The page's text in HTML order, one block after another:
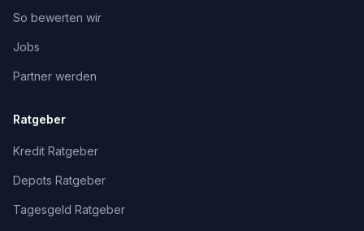
So bewerten wir
Jobs
Partner werden
Ratgeber
Kredit Ratgeber
Depots Ratgeber
Tagesgeld Ratgeber